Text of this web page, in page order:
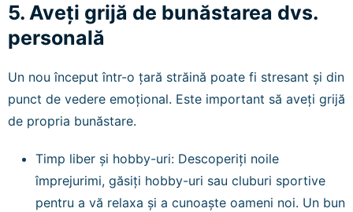
5. Aveți grijă de bunăstarea dvs.
personală
Un nou început într-o țară străină poate fi stresant și din
punct de vedere emoțional. Este important să aveți grijă
de propria bunăstare.
Timp liber și hobby-uri: Descoperiți noile
împrejurimi, găsiți hobby-uri sau cluburi sportive
pentru a vă relaxa și a cunoaște oameni noi. Un bun